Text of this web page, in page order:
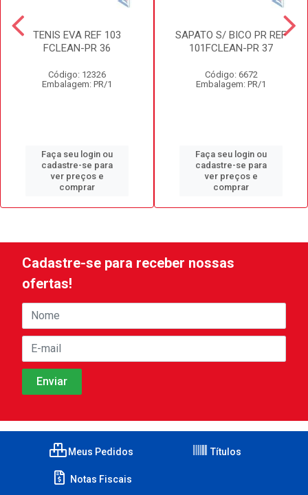
TENIS EVA REF 103
FCLEAN-PR 36
Código: 12326
Embalagem: PR/1
Faça seu login ou
cadastre-se para
ver preços e
comprar
SAPATO S/ BICO PR REF
101FCLEAN-PR 37
Código: 6672
Embalagem: PR/1
Faça seu login ou
cadastre-se para
ver preços e
comprar
Cadastre-se para receber nossas
ofertas!
Meus Pedidos Títulos
Notas Fiscais